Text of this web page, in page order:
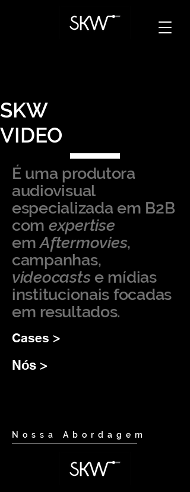
SKW
VIDEO
É uma produtora
audiovisual
especializada em B2B
com expertise
emAftermovies,
campanhas,
videocasts e mídias
institucionais focadas
em resultados.
Cases >
Nós >
Nossa Abordagem